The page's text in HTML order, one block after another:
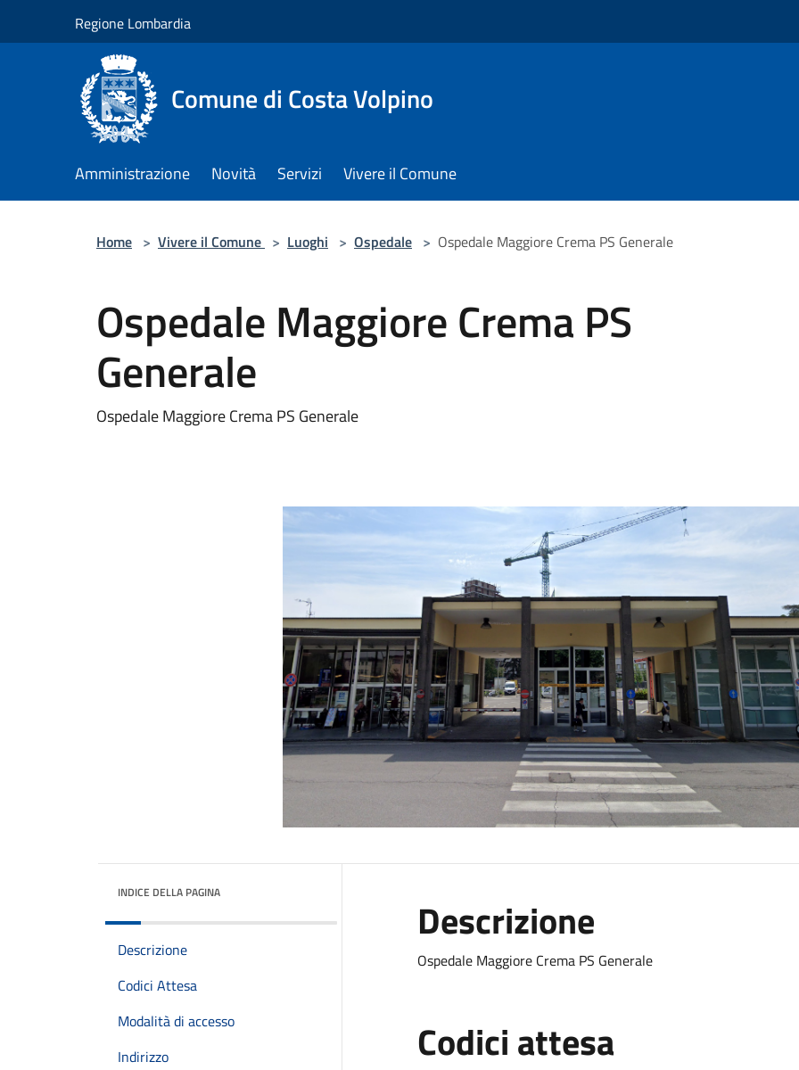
Regione Lombardia
Comune di Costa Volpino
Amministrazione Novità Servizi Vivere il Comune
Home > Vivere il Comune > Luoghi > Ospedale > Ospedale Maggiore Crema PS Generale
Ospedale Maggiore Crema PS
Generale
Ospedale Maggiore Crema PS Generale
INDICE DELLA PAGINA
Descrizione
Codici Attesa
Modalità di accesso
Indirizzo
Descrizione
Ospedale Maggiore Crema PS Generale
Codici attesa